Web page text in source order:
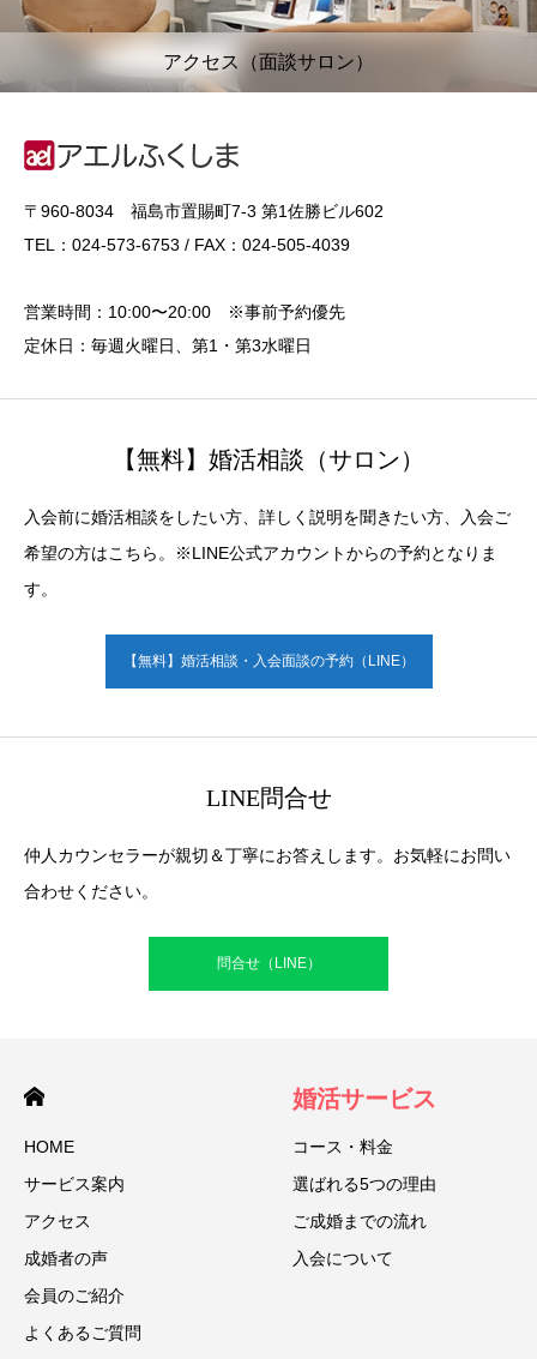
アクセス（面談サロン）
〒960-8034 福島市置賜町7-3 第1佐勝ビル602
TEL：024-573-6753 / FAX：024-505-4039
営業時間：10:00〜20:00 ※事前予約優先
定休日：毎週火曜日、第1・第3水曜日
【無料】婚活相談（サロン）
入会前に婚活相談をしたい方、詳しく説明を聞きたい方、入会ご
希望の方はこちら。※LINE公式アカウントからの予約となりま
す。
【無料】婚活相談・入会面談の予約（LINE）
LINE問合せ
仲人カウンセラーが親切＆丁寧にお答えします。お気軽にお問い
合わせください。
問合せ（LINE）
HOME
サービス案内
アクセス
成婚者の声
会員のご紹介
よくあるご質問
婚活サービス
コース・料金
選ばれる5つの理由
ご成婚までの流れ
入会について